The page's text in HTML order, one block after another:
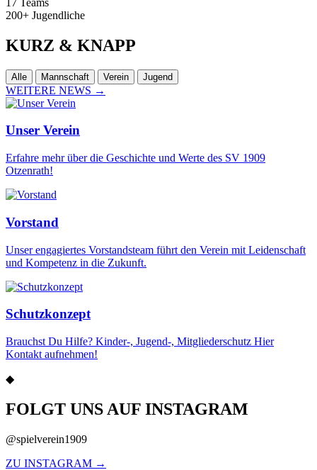
200+ Jugendliche
KURZ & KNAPP
Alle Mannschaft Verein Jugend
WEITERE NEWS →
Unser Verein
Erfahre mehr über die Geschichte und Werte des SV 1909
Otzenrath!
Vorstand
Unser engagiertes Vorstandsteam führt den Verein mit Leidenschaft
und Kompetenz in die Zukunft.
Schutzkonzept
Brauchst Du Hilfe? Kinder-, Jugend-, Mitgliederschutz Hier
Kontakt aufnehmen!
◆
FOLGT UNS AUF INSTAGRAM
@spielverein1909
ZU INSTAGRAM →